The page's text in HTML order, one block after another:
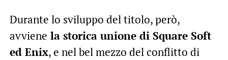
Durante lo sviluppo del titolo, però,
avviene la storica unione di Square Soft
ed Enix, e nel bel mezzo del conflitto di